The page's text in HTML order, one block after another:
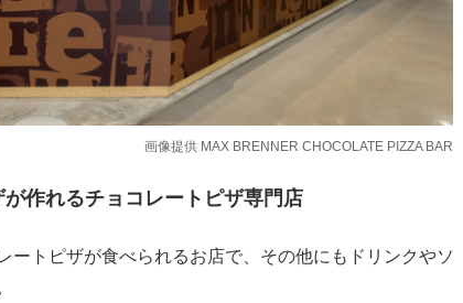
画像提供 MAX BRENNER CHOCOLATE PIZZA BAR
作れるチョコレートピザ専門店
ートピザが食べられるお店で、その他にもドリンクやソ